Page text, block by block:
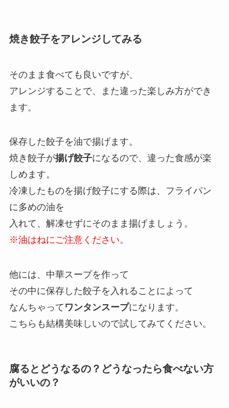
焼き餃子をアレンジしてみる
そのまま食べても良いですが、
アレンジすることで、また違った楽しみ方ができ
ます。
保存した餃子を油で揚げます。
焼き餃子が揚げ餃子になるので、違った食感が楽
しめます。
冷凍したものを揚げ餃子にする際は、フライパン
に多めの油を
入れて、解凍せずにそのまま揚げましょう。
※油はねにご注意ください。
他には、中華スープを作って
その中に保存した餃子を入れることによって
なんちゃって ワンタンスープになります。
こちらも結構美味しいので試してみてください。
腐るとどうなるの？どうなったら食べない方
がいいの？